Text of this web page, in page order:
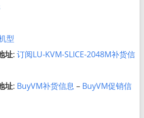
型
址: 订阅LU-KVM-SLICE-2048M补货信
址: BuyVM补货信息 – BuyVM促销信